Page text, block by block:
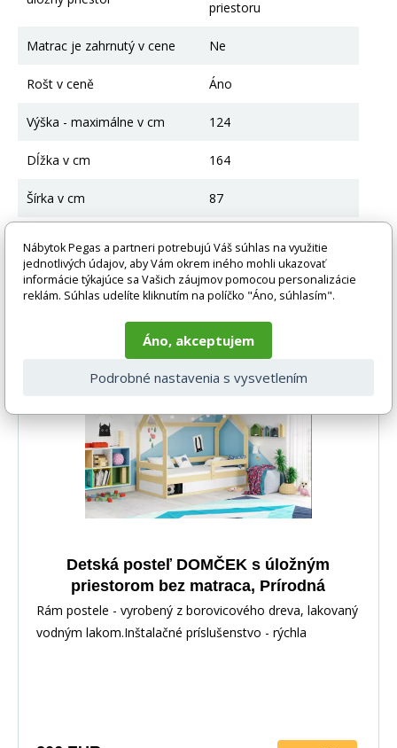
priestoru
Matrac je zahrnutý v cene Ne
Rošt v ceně Áno
Výška - maximálne v cm 124
Dĺžka v cm 164
Šírka v cm 87
Súvisiace produkty
Rychlé dodání
Detská posteľ DOMČEK s úložným
priestorom bez matraca, Prírodná
Rám postele - vyrobený z borovicového dreva, lakovaný
vodným lakom.Inštalačné príslušenstvo - rýchla
Nábytok Pegas a partneri potrebujú Váš súhlas na využitie
jednotlivých údajov, aby Vám okrem iného mohli ukazovať
informácie týkajúce sa Vašich záujmov pomocou personalizácie
reklám. Súhlas udelíte kliknutím na políčko "Áno, súhlasím".
Áno, akceptujem
Podrobné nastavenia s vysvetlením